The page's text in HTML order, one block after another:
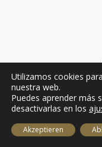
Utilizamos cookies
nuestra web.
Puedes aprender más
desactivarlas en los
Akzeptieren